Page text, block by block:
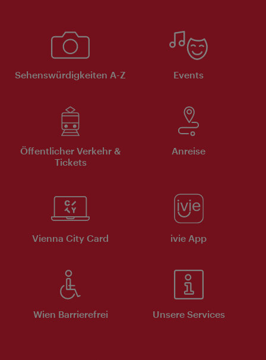
Sehenswürdigkeiten A-Z Events
Öffentlicher Verkehr &
Tickets
Anreise
Vienna City Card ivie App
Wien Barrierefrei Unsere Services